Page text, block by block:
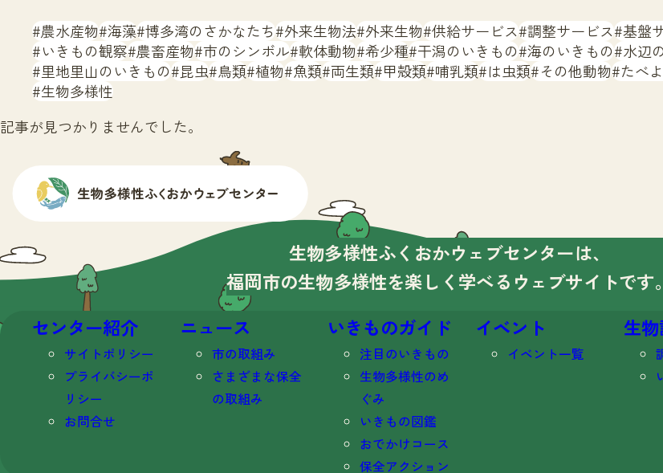
農水産物 海藻 博多湾のさかなたち 外来生物法 外来生物 供給サービス 調整サービス 基盤
いきもの観察 農畜産物 市のシンボル 軟体動物 希少種 干潟のいきもの 海のいきもの 水辺
里地里山のいきもの 昆虫 鳥類 植物 魚類 両生類 甲殻類 哺乳類 は虫類 その他動物 たべ
生物多様性
記事が見つかりませんでした。
生物多様性ふくおかウェブセンターは、
福岡市の生物多様性を楽しく学べる ウェブサイトです。
センター紹介
サイトポリシー
プライバシーポ
リシー
お問合せ
ニュース
市の取組み
さまざまな保全
の取組み
いきものガイド
注目のいきもの
生物多様性のめ
ぐみ
いきもの図鑑
おでかけコース
保全アクション
イベント
イベント一覧
生